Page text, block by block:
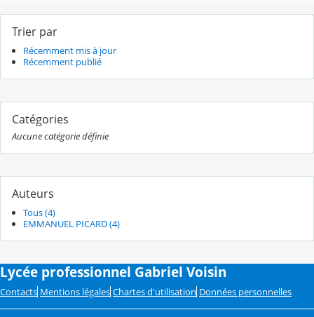
Trier par
Récemment mis à jour
Récemment publié
Catégories
Aucune catégorie définie
Auteurs
Tous (4)
EMMANUEL PICARD (4)
Lycée professionnel Gabriel Voisin
Contacts Mentions légales Chartes d'utilisation Données personnelles